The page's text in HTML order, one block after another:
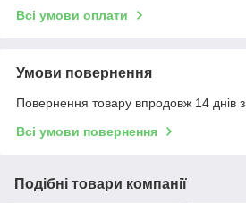
Всі умови оплати
Умови повернення
Повернення товару впродовж 14 днів
Всі умови повернення
Подібні товари компанії